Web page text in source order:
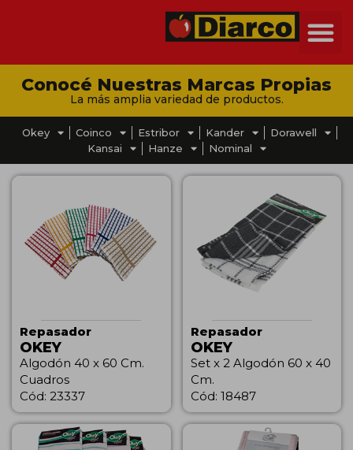
Conocé Nuestras Marcas Propias
La más amplia variedad de productos.
Okey Coinco Estribor Kander
Dorawell
Kansai
Hanze Nominal
Repasador
OKEY
Algodón 40 x 60 Cm.
Cuadros
Cód: 23337
Repasador
OKEY
Set x 2 Algodón 60 x 40
Cm.
Cód: 18487